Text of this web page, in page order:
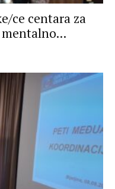
ce centara za